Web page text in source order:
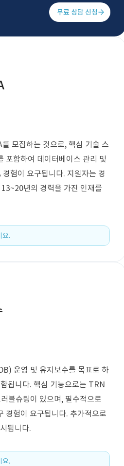
무료 상담 신청
모집하는 것으로, 핵심 기술 스
포함하여 데이터베이스 관리 및
험이 요구됩니다. 지원자는 경
년의 경력을 가진 인재를
요.
운영 및 유지보수를 목표로 하
됩니다. 핵심 기능으로는 TRN
블슈팅이 있으며, 필수적으로
험이 요구됩니다. 추가적으로
됩니다.
요.